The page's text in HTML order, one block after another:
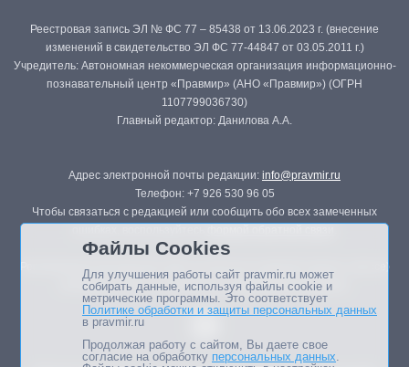
Реестровая запись ЭЛ № ФС 77 – 85438 от 13.06.2023 г. (внесение
изменений в свидетельство ЭЛ ФС 77-44847 от 03.05.2011 г.)
Учредитель: Автономная некоммерческая организация информационно-
познавательный центр «Правмир» (АНО «Правмир») (ОГРН
1107799036730)
Главный редактор: Данилова А.А.
Адрес электронной почты редакции: info@pravmir.ru
Телефон: +7 926 530 96 05
Чтобы связаться с редакцией или сообщить обо всех замеченных
Републикация материалов сайта в печатных изданиях (книгах, прессе)
возможна только с письменного разрешения редакции.
Файлы Cookies
Для улучшения работы сайт pravmir.ru может
собирать данные, используя файлы cookie и
метрические программы. Это соответствует
Политике обработки и защиты персональных данных
в pravmir.ru
Продолжая работу с сайтом, Вы даете свое
согласие на обработку персональных данных.